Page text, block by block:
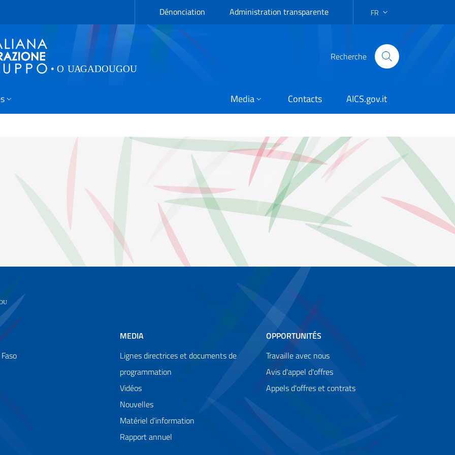
Dénonciation Administration transparente LANGUAGE SELECTION: FR
FR
Recherche
Media Contacts
AICS.gov.it
MEDIA
Lignes directrices et documents de
programmation
Vidéos
Nouvelles
Matériel d’information
Rapport annuel
OPPORTUNITÉS
Travaille avec nous
Avis d'appel d'offres
Appels d'offres et contrats